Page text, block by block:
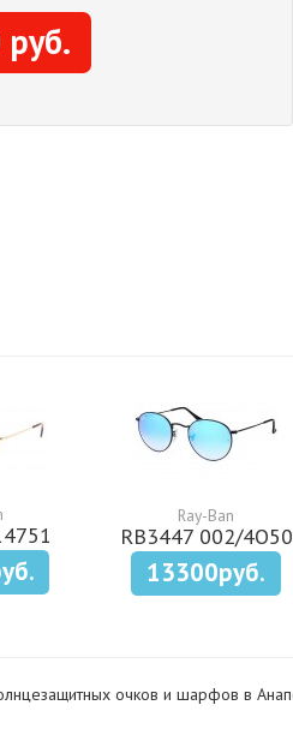
Ray-Ban
RB3447 002/4O50
13300руб.
очков и шарфов в